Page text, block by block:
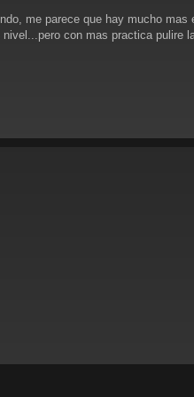
me parece que hay mucho mas
con mas practica pulire